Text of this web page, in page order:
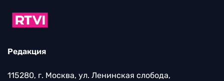
Редакция
115280, г. Москва, ул. Ленинская слобода,